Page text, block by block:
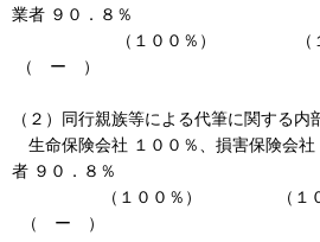
業者 ９０．８％
（１００％） （
（ ー ）
（２）同行親族等による代筆に関する内
生命保険会社 １００％、損害保険会
者 ９０．８％
（１００％） （
（ ー ）